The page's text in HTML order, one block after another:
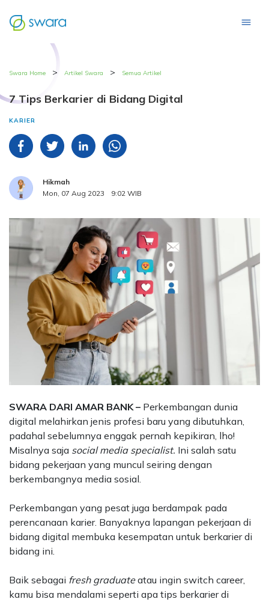
Swara Home > Artikel Swara > Semua Artikel
7 Tips Berkarier di Bidang Digital
KARIER
Hikmah
Mon, 07 Aug 2023
9:02 WIB
SWARA DARI AMAR BANK – Perkembangan dunia
digital melahirkan jenis profesi baru yang dibutuhkan,
padahal sebelumnya enggak pernah kepikiran, lho!
Misalnya saja social media specialist. Ini salah satu
bidang pekerjaan yang muncul seiring dengan
berkembangnya media sosial.
Perkembangan yang pesat juga berdampak pada
perencanaan karier. Banyaknya lapangan pekerjaan di
bidang digital membuka kesempatan untuk berkarier di
bidang ini.
Baik sebagai fresh graduateatau ingin switch career,
kamu bisa mendalami seperti apa tips berkarier di